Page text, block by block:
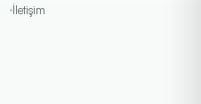
İletişim